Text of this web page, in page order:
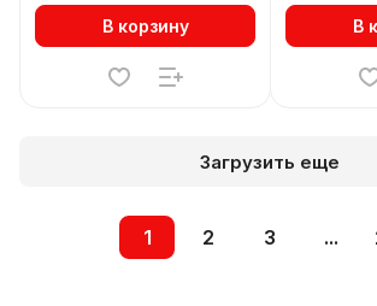
В корзину В
Загрузить еще
1 2 3 ...